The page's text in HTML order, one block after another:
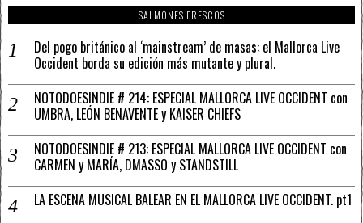
SALMONES FRESCOS
Del pogo británico al ‘mainstream’ de masas: el Mallorca Live
Occident borda su edición más mutante y plural.
NOTODOESINDIE # 214: ESPECIAL MALLORCA LIVE OCCIDENT con
UMBRA, LEÓN BENAVENTE y KAISER CHIEFS
NOTODOESINDIE # 213: ESPECIAL MALLORCA LIVE OCCIDENT con
CARMEN y MARÍA, DMASSO y STANDSTILL
LA ESCENA MUSICAL BALEAR EN EL MALLORCA LIVE OCCIDENT. pt1